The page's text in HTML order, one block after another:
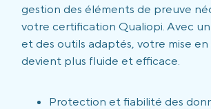
gestion des éléments de preuve
votre certification Qualiopi. Avec
et des outils adaptés, votre mise
devient plus fluide et efficace.
Protection et fiabilité des